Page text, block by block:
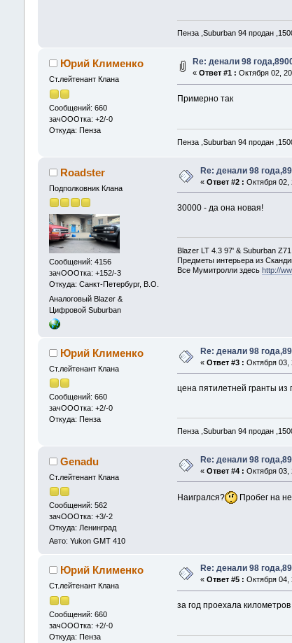
Пенза ,Suburban 94 продан
Юрий Клименко
Ст.лейтенант Клана
Сообщений: 660
зачОООтка: +2/-0
Откуда: Пенза
Re: денали 98
« Ответ #1 : Октября 02,
Примерно так
Пенза ,Suburban 94 продан
Roadster
Подполковник Клана
Сообщений: 4156
зачОООтка: +152/-3
Откуда: Санкт-Петербург, В.О.
Аналоговый Blazer &
Цифровой Suburban
Re: денали 98
« Ответ #2 : Октября 02,
30000 - да она новая!
Blazer LT 4.3 97' & Suburban
Предметы интерьера из
Все Мумитролли здесьhttp://
Юрий Клименко
Ст.лейтенант Клана
Сообщений: 660
зачОООтка: +2/-0
Откуда: Пенза
Re: денали 98
« Ответ #3 : Октября 03,
цена пятилетней гранты из
Пенза ,Suburban 94 продан
Genadu
Ст.лейтенант Клана
Сообщений: 562
зачОООтка: +3/-2
Откуда: Ленинград
Авто: Yukon GMT 410
Re: денали 98
« Ответ #4 : Октября 03,
Наигрался? Пробег на
Юрий Клименко
Ст.лейтенант Клана
Сообщений: 660
зачОООтка: +2/-0
Откуда: Пенза
Re: денали 98
« Ответ #5 : Октября 04,
за год проехала